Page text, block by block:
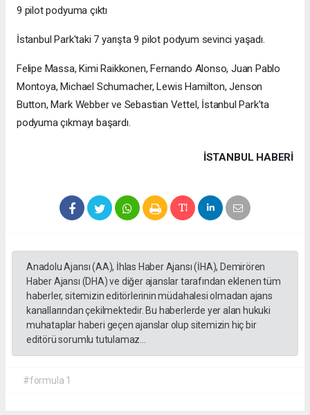
9 pilot podyuma çıktı
İstanbul Park'taki 7 yarışta 9 pilot podyum sevinci yaşadı.
Felipe Massa, Kimi Raikkonen, Fernando Alonso, Juan Pablo
Montoya, Michael Schumacher, Lewis Hamilton, Jenson
Button, Mark Webber ve Sebastian Vettel, İstanbul Park'ta
podyuma çıkmayı başardı.
İSTANBUL HABERİ
Anadolu Ajansı (AA), İhlas Haber Ajansı (İHA), Demirören
Haber Ajansı (DHA) ve diğer ajanslar tarafından eklenen tüm
haberler, sitemizin editörlerinin müdahalesi olmadan ajans
kanallarından çekilmektedir. Bu haberlerde yer alan hukuki
muhataplar haberi geçen ajanslar olup sitemizin hiç bir
editörü sorumlu tutulamaz...
#formula 1